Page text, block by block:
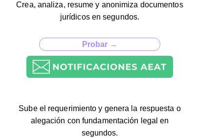
Crea, analiza, resume y anonimiza documentos
jurídicos en segundos.
Probar →
Sube el requerimiento y genera la respuesta o
alegación con fundamentación legal en
segundos.